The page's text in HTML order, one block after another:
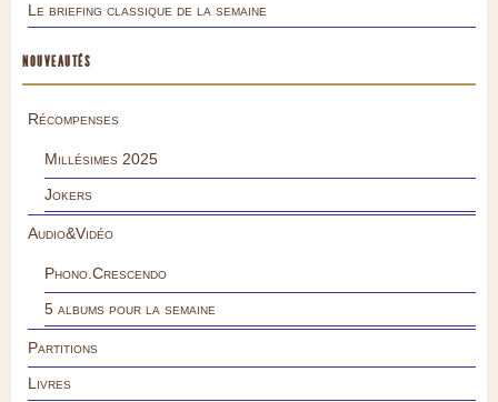
Le briefing classique de la semaine
NOUVEAUTÉS
Récompenses
Millésimes 2025
Jokers
Audio&Vidéo
Phono.Crescendo
5 albums pour la semaine
Partitions
Livres